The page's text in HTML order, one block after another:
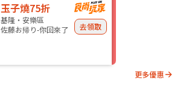
玉子燒75折
基隆・安樂區
佐藤お帰り-你回來了
去領取
更多優惠